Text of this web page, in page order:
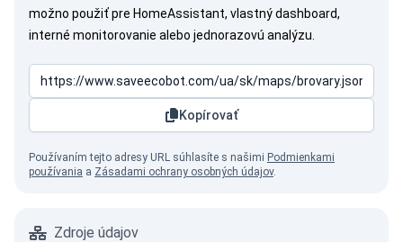
možno použiť pre HomeAssistant, vlastný dashboard,
interné monitorovanie alebo jednorazovú analýzu.
Kopírovať
Používaním tejto adresy URL súhlasíte s našimi Podmienkami
používania a Zásadami ochrany osobných údajov.
Zdroje údajov